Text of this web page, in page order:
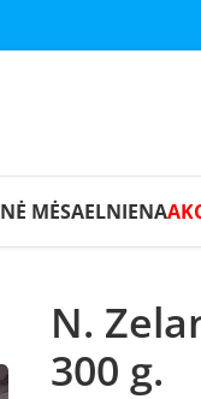
MĖSAELNIENA
N.
300 g.